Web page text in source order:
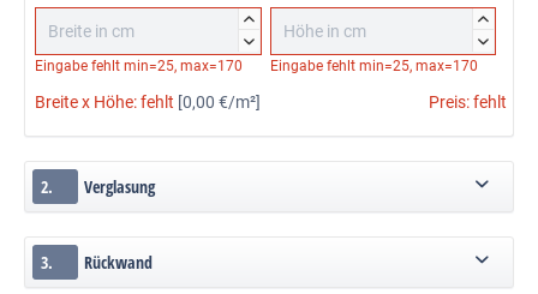




Eingabe fehlt min=25, max=170 Eingabe fehlt min=25, max=170
Breite x Höhe:fehlt [0,00 €/m²] Preis:fehlt
2. Verglasung
3. Rückwand